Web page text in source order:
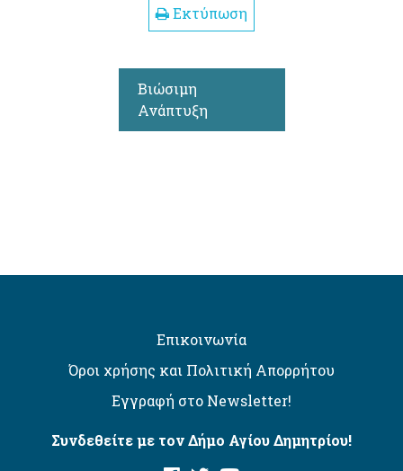
Εκτύπωση
Βιώσιμη
Ανάπτυξη
Επικοινωνία
Όροι χρήσης και Πολιτική Απορρήτου
Εγγραφή στο Newsletter!
Συνδεθείτε με τον Δήμο Αγίου Δημητρίου!